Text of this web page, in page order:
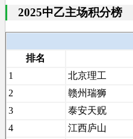
2025中乙主场积分榜
排名
1
北京理工
2
赣州瑞狮
3
泰安天贶
4
江西庐山